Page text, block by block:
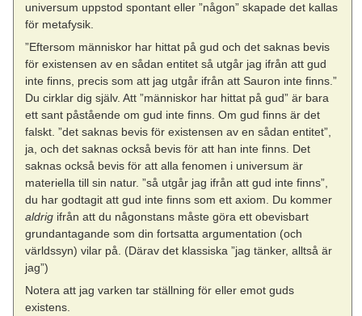
universum uppstod spontant eller ”någon” skapade det kallas
för metafysik.
”Eftersom människor har hittat på gud och det saknas bevis
för existensen av en sådan entitet så utgår jag ifrån att gud
inte finns, precis som att jag utgår ifrån att Sauron inte finns.”
Du cirklar dig själv. Att ”människor har hittat på gud” är bara
ett sant påstående om gud inte finns. Om gud finns är det
falskt. ”det saknas bevis för existensen av en sådan entitet”,
ja, och det saknas också bevis för att han inte finns. Det
saknas också bevis för att alla fenomen i universum är
materiella till sin natur. ”så utgår jag ifrån att gud inte finns”,
du har godtagit att gud inte finns som ett axiom. Du kommer
aldrig ifrån att du någonstans måste göra ett obevisbart
grundantagande som din fortsatta argumentation (och
världssyn) vilar på. (Därav det klassiska ”jag tänker, alltså är
jag”)
Notera att jag varken tar ställning för eller emot guds
existens.